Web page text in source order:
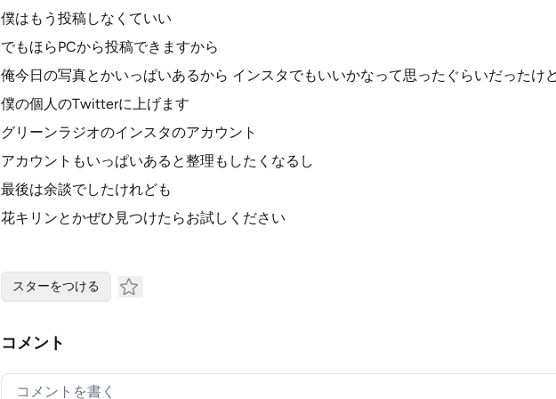
僕はもう投稿しなくていい
でもほらPCから投稿できますから
俺今日の写真とかいっぱいあるから インスタでもいいかなって思ったぐらいだったけ
僕の個人のTwitterに上げます
グリーンラジオのインスタのアカウント
アカウントもいっぱいあると整理もしたくなるし
最後は余談でしたけれども
花キリンとかぜひ見つけたらお試しください
スターをつける
コメント
Your comment